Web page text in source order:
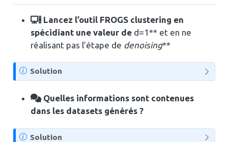
Lancez l’outil FROGS clustering en
spécidiant une valeur de d=1** et en ne
réalisant pas l’étape de denoising**
N
o
t
Solution
Quelles informations sont contenues
dans les datasets générés ?
N
Solution